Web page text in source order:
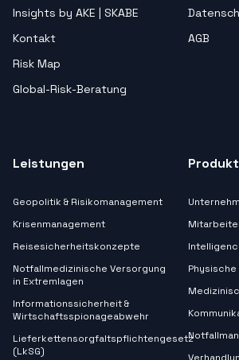
Insights by AKE | SKABE
Kontakt
Risk Map
Global-Risk-Beratung
AGB
Leistungen
Geopolitik & Risikomanagement
Krisenmanagement
Reisesicherheitskonzepte
Notfallmedizinische Versorgung
in Extremlagen
Informationssicherheit &
Wirtschaftsspionageabwehr
Lieferkettensorgfaltspflichtengesetz
(LkSG)